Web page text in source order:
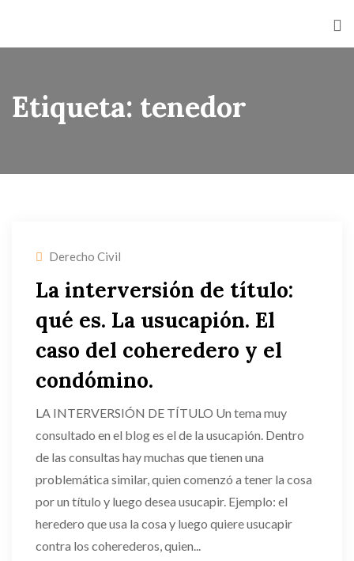
Etiqueta: tenedor
Derecho Civil
La interversión de título:
qué es. La usucapión. El
caso del coheredero y el
condómino.
LA INTERVERSIÓN DE TÍTULO Un tema muy
consultado en el blog es el de la usucapión. Dentro
de las consultas hay muchas que tienen una
problemática similar, quien comenzó a tener la cosa
por un título y luego desea usucapir. Ejemplo: el
heredero que usa la cosa y luego quiere usucapir
contra los coherederos, quien...